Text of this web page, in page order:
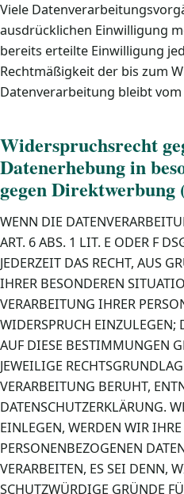
Viele
ausdrücklichen Einwilligung
bereits erteilte Einwilligung
Rechtmäßigkeit der bis zum
Datenverarbeitung bleibt
Widerspruchsrecht
Datenerhebung in
gegen
WENN DIE
ART. 6 ABS. 1 LIT. E ODER F
JEDERZEIT DAS RECHT, AUS
IHRER BESONDEREN
VERARBEITUNG IHRER
WIDERSPRUCH EINZULEGEN;
AUF DIESE BESTIMMUNGEN
JEWEILIGE
VERARBEITUNG BERUHT,
DATENSCHUTZERKLÄRUNG.
EINLEGEN, WERDEN WIR
PERSONENBEZOGENEN
VERARBEITEN, ES SEI DENN,
SCHUTZWÜRDIGE GRÜNDE